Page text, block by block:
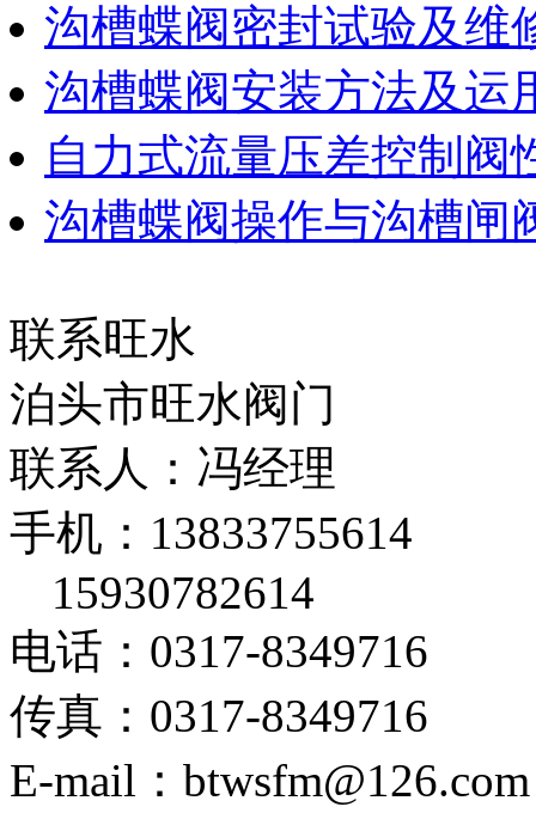
沟槽蝶阀密封试验及维
沟槽蝶阀安装方法及运
自力式流量压差控制阀
沟槽蝶阀操作与沟槽闸
联系旺水
泊头市旺水阀门
联系人：冯经理
手机：13833755614
15930782614
电话：0317-8349716
传真：0317-8349716
E-mail：btwsfm@126.com